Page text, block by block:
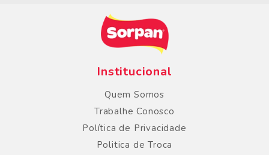
Institucional
Quem Somos
Trabalhe Conosco
Política de Privacidade
Politica de Troca